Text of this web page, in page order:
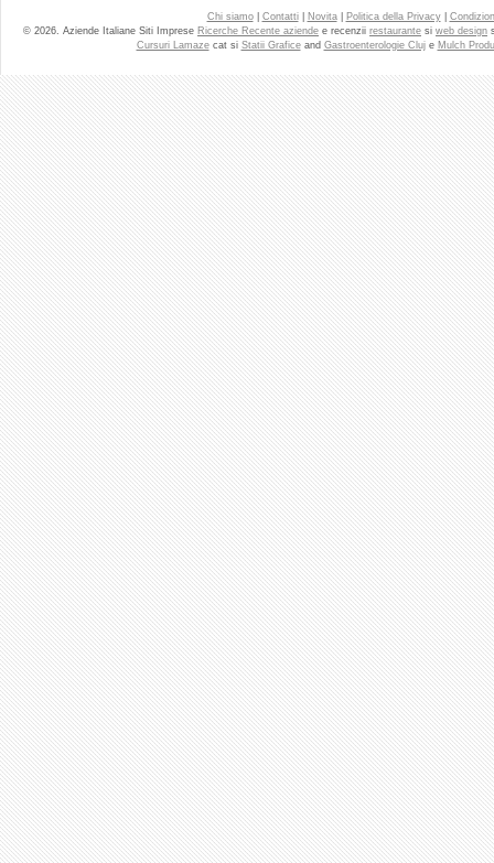
Chi siamo| Contatti| Novita| Politica della Privacy|
© 2026. Aziende Italiane Siti Imprese Ricerche Recente aziende e recenzii restaurante si web design
Cursuri Lamazecat si Statii Graficeand Gastroenterologie Cluje Mulch